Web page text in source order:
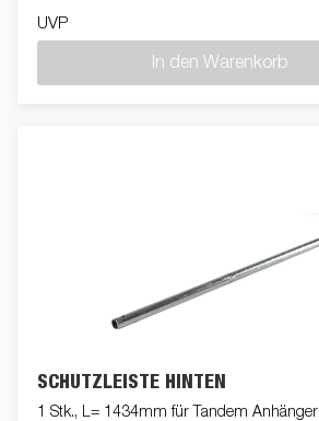
UVP
In den Warenkorb
SCHUTZLEISTE HINTEN
1 Stk., L= 1434mm für Tandem Anhänger